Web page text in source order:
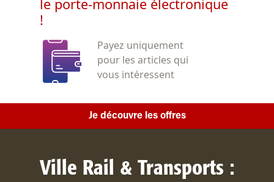
le porte-monnaie électronique
!
Payez uniquement
pour les articles qui
vous intéressent
Je découvre les offres
Ville Rail & Transports :